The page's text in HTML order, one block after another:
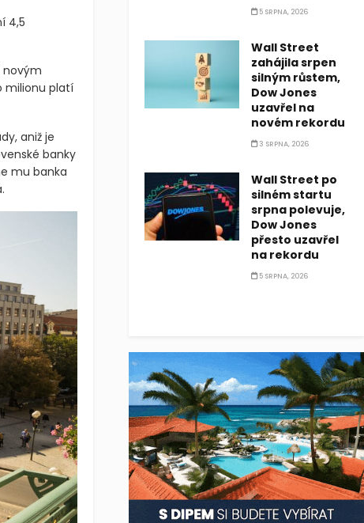
4,5
novým
milionu platí
aniž je
banky
mu banka
5 SRPNA, 2026
Wall Street
zahájila srpen
silným růstem,
Dow Jones
uzavřel na
novém rekordu
3 SRPNA, 2026
Wall Street po
silném startu
srpna polevuje,
Dow Jones
přesto uzavřel
na rekordu
5 SRPNA, 2026